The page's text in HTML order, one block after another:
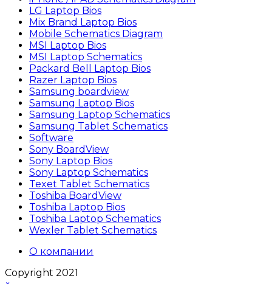
LG Laptop Bios
Mix Brand Laptop Bios
Mobile Schematics Diagram
MSI Laptop Bios
MSI Laptop Schematics
Packard Bell Laptop Bios
Razer Laptop Bios
Samsung boardview
Samsung Laptop Bios
Samsung Laptop Schematics
Samsung Tablet Schematics
Software
Sony BoardView
Sony Laptop Bios
Sony Laptop Schematics
Texet Tablet Schematics
Toshiba BoardView
Toshiba Laptop Bios
Toshiba Laptop Schematics
Wexler Tablet Schematics
О компании
Copyright 2021